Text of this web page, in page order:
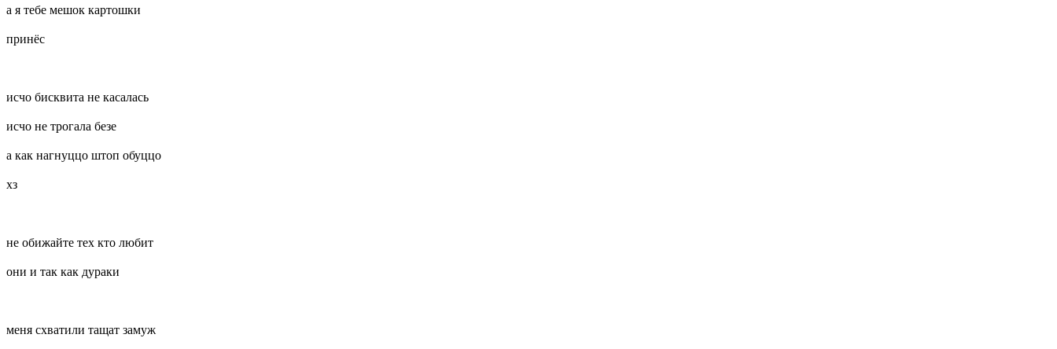
а я тебе мешок картошки
принёс
исчо бисквита не касалась
исчо не трогала безе
а как нагнуццо штоп обуццо
хз
не обижайте тех кто любит
они и так как дураки
меня схватили тащат замуж